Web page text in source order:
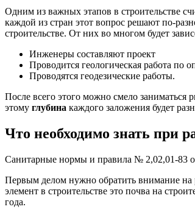
Одним из важных этапов в строительстве
каждой из стран этот вопрос решают по-
строительстве. От них во многом будет
Инженеры составляют проект
Проводится геологическая работа по
Проводятся геодезические работы.
После всего этого можно смело
этому глубина каждого заложения будет
Что необходимо знать при
Санитарные нормы и правила № 2,02,01-83
Первым делом нужно обратить внимание на
элемент в строительстве это почва на
года.